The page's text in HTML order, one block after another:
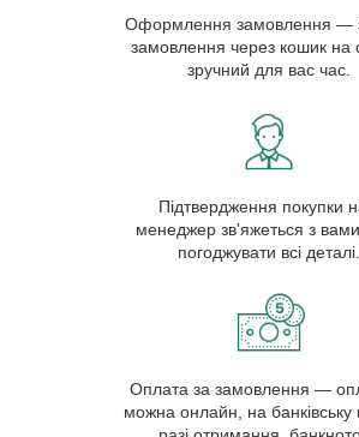
Оформлення замовлення —
замовлення через кошик на
зручний для вас час.
Підтвердження покупки
менеджер зв'яжеться з
погоджувати всі деталі.
Оплата за замовлення —
можна онлайн, на банківську